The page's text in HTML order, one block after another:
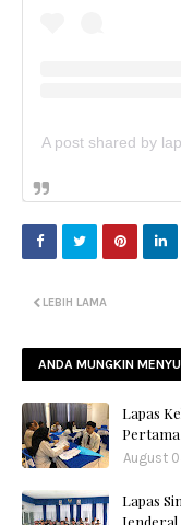
A post shared by
LEBIH LAMA
ANDA MUNGKIN
Lapas
August
Lapas